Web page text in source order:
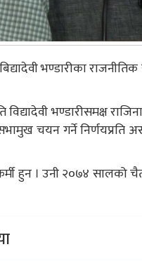
बिद्यादेवी भण्डारीका
विद्यादेवी भण्डारीसमक्ष
चयन गर्ने
हुन । उनी २०७४ सालको